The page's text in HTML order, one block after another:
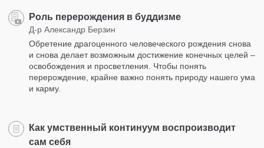
Роль перерождения в буддизме
Д-р Александр Берзин
Обретение драгоценного человеческого рождения снова
и снова делает возможным достижение конечных целей –
освобождения и просветления. Чтобы понять
перерождение, крайне важно понять природу нашего ума
и карму.
Как умственный континуум воспроизводит
сам себя